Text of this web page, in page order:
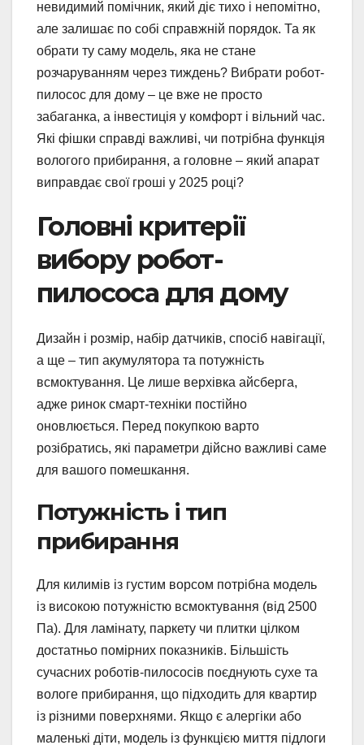
невидимий помічник, який діє тихо і непомітно,
але залишає по собі справжній порядок. Та як
обрати ту саму модель, яка не стане
розчаруванням через тиждень? Вибрати робот-
пилосос для дому – це вже не просто
забаганка, а інвестиція у комфорт і вільний час.
Які фішки справді важливі, чи потрібна функція
вологого прибирання, а головне – який апарат
виправдає свої гроші у 2025 році?
Головні критерії
вибору робот-
пилососа для дому
Дизайн і розмір, набір датчиків, спосіб навігації,
а ще – тип акумулятора та потужність
всмоктування. Це лише верхівка айсберга,
адже ринок смарт-техніки постійно
оновлюється. Перед покупкою варто
розібратись, які параметри дійсно важливі саме
для вашого помешкання.
Потужність і тип
прибирання
Для килимів із густим ворсом потрібна модель
із високою потужністю всмоктування (від 2500
Па). Для ламінату, паркету чи плитки цілком
достатньо помірних показників. Більшість
сучасних роботів-пилососів поєднують сухе та
вологе прибирання, що підходить для квартир
із різними поверхнями. Якщо є алергіки або
маленькі діти, модель із функцією миття підлоги